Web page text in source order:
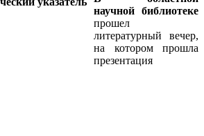
научной библиотеке
прошел
литературный вечер,
на котором прошла
презентация